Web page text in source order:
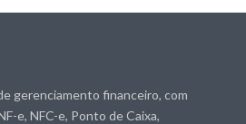
gerenciamento financeiro, com
e, NFC-e, Ponto de Caixa,